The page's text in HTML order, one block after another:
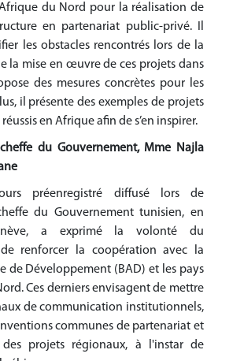
du Nord pour la réalisation de
en partenariat public-privé. Il
les obstacles rencontrés lors de la
la mise en œuvre de ces projets dans
des mesures concrètes pour les
il présente des exemples de projets
en Afrique afin de s’en inspirer.
du Gouvernement, Mme Najla
préenregistré diffusé lors de
du Gouvernement tunisien, en
a exprimé la volonté du
renforcer la coopération avec la
de Développement (BAD) et les pays
Ces derniers envisagent de mettre
de communication institutionnels,
communes de partenariat et
projets régionaux, à l'instar de